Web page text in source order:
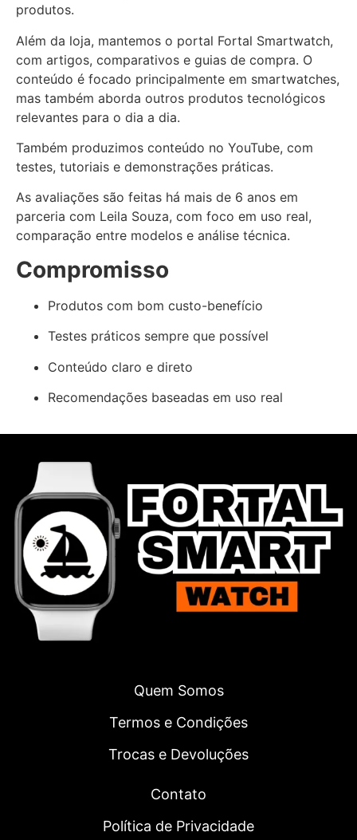
produtos.
Além da loja, mantemos o portal Fortal Smartwatch,
com artigos, comparativos e guias de compra. O
conteúdo é focado principalmente em smartwatches,
mas também aborda outros produtos tecnológicos
relevantes para o dia a dia.
Também produzimos conteúdo no YouTube, com
testes, tutoriais e demonstrações práticas.
As avaliações são feitas há mais de 6 anos em
parceria com Leila Souza, com foco em uso real,
comparação entre modelos e análise técnica.
Compromisso
Produtos com bom custo-benefício
Testes práticos sempre que possível
Conteúdo claro e direto
Recomendações baseadas em uso real
Quem Somos
Termos e Condições
Trocas e Devoluções
Contato
Política de Privacidade